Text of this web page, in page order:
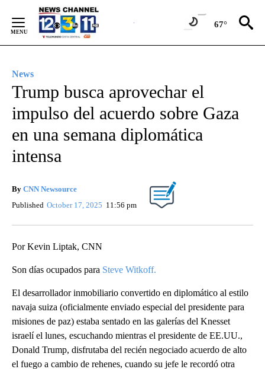
Content
67°
News
Trump busca aprovechar el
impulso del acuerdo sobre Gaza
en una semana diplomática
intensa
By CNN Newsource
Published October 17, 2025 11:56 pm
Por Kevin Liptak, CNN
Son días ocupados para Steve Witkoff.
El desarrollador inmobiliario convertido en diplomático al estilo
navaja suiza (oficialmente enviado especial del presidente para
misiones de paz) estaba sentado en las galerías del Knesset
israelí el lunes, escuchando mientras el presidente de EE.UU.,
Donald Trump, disfrutaba del recién negociado acuerdo de alto
el fuego a cambio de rehenes, cuando su jefe le recordó otra